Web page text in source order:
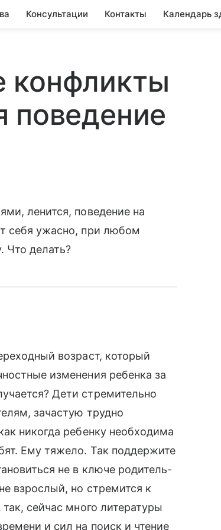
Консультации Контакты Календарь
конфликты
поведение
ленится, поведение на
себя ужасно, при любом
Что делать?
возраст, который
изменения ребенка за
Дети стремительно
зачастую трудно
никогда ребенку необходима
Ему тяжело. Так поддержите
не в ключе родитель-
взрослый, но стремится к
сейчас много литературы
и сил на поиск и чтение